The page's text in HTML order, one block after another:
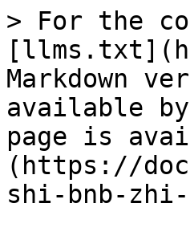
> For the
Markdown
available
page is
(https://
shi-bnb-